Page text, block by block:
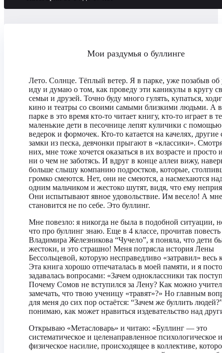
Мои раздумья о буллинге
Лето. Солнце. Тёплый ветер. Я в парке, уже позабыв об
иду и думаю о том, как проведу эти каникулы в кругу
семьи и друзей. Точно буду много гулять, купаться,
кино и театры со своими самыми близкими людьми. А в
парке в это время кто-то читает книгу, кто-то играет в
маленькие дети в песочнице лепят куличики с помощью
ведерок и формочек. Кто-то катается на качелях, другие
замки из песка, девчонки прыгают в «классики».
них, мне тоже хочется оказаться в их возрасте и просто
ни о чем не заботясь. И вдруг в конце аллеи вижу,
больше слышу компанию подростков, которые,
громко смеются. Нет, они не смеются, а насмехаются
одним мальчиком и жестоко шутят, видя, что ему
Они испытывают явное удовольствие. Им весело! А мне
становится не по себе. Это буллинг.
Мне повезло: я никогда не была в подобной ситуации,
что про буллинг знаю. Еще в 4 классе, прочитав повесть
Владимира Железникова “Чучело”, я поняла, что дети
жестоки, и это страшно! Меня потрясла история Лены
Бессольцевой, которую несправедливо «затравил» весь
Эта книга хорошо отпечаталась в моей памяти, и я
задавалась вопросами: «Зачем одноклассники так
Почему Сомов не вступился за Лену? Как можно
замечать, что твою ученицу «травят»?» Но главным
для меня до сих пор остаётся: “Зачем же буллить
понимаю, как может нравиться издевательство над
Открываю «Метасловарь» и читаю: «Буллинг — это
систематическое и целенаправленное психологическое
физическое насилие, происходящее в коллективе,